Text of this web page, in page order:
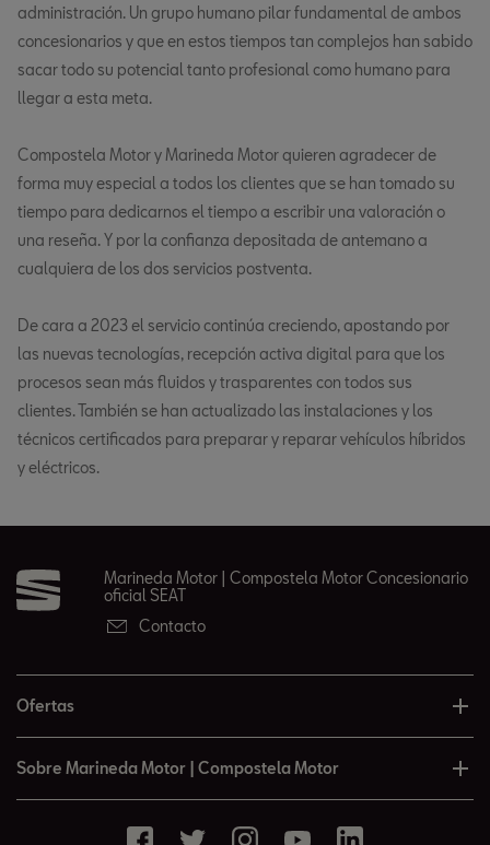
administración. Un grupo humano pilar fundamental de ambos
concesionarios y que en estos tiempos tan complejos han sabido
sacar todo su potencial tanto profesional como humano para
llegar a esta meta.
Compostela Motor y Marineda Motor quieren agradecer de
forma muy especial a todos los clientes que se han tomado su
tiempo para dedicarnos el tiempo a escribir una valoración o
una reseña. Y por la confianza depositada de antemano a
cualquiera de los dos servicios postventa.
De cara a 2023 el servicio continúa creciendo, apostando por
las nuevas tecnologías, recepción activa digital para que los
procesos sean más fluidos y trasparentes con todos sus
clientes. También se han actualizado las instalaciones y los
técnicos certificados para preparar y reparar vehículos híbridos
y eléctricos.
Marineda Motor | Compostela Motor Concesionario
oficial SEAT
Contacto
Ofertas
Sobre Marineda Motor | Compostela Motor